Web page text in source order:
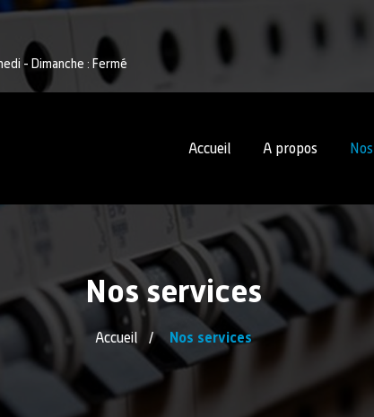
- Dimanche : Fermé
Accueil A propos
Nos services
Accueil Nos services